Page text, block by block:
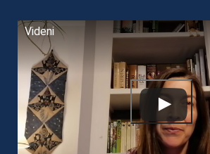
Videni